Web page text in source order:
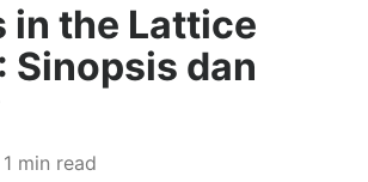
in the Lattice
Sinopsis dan
1 min read